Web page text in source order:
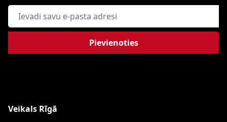
E-pasta adrese
Pievienoties
Veikals Rīgā